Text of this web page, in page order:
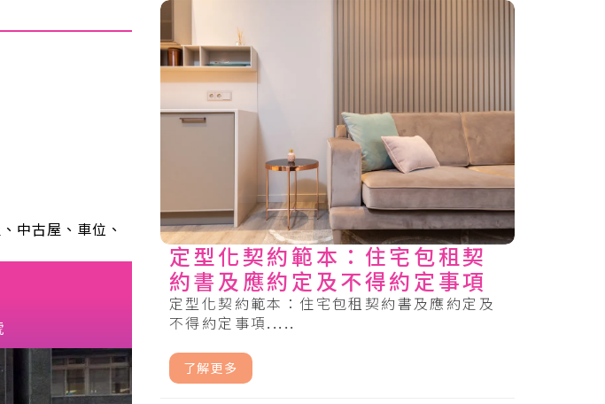
中古屋、車位、
定型化契約範本：住宅包租契
約書及應約定及不得約定事項
定型化契約範本：住宅包租契約書及應約定及
不得約定事項.....
了解更多